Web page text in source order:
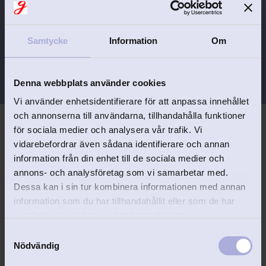
Samtycke Information Om
Denna webbplats använder cookies
Vi använder enhetsidentifierare för att anpassa innehållet
och annonserna till användarna, tillhandahålla funktioner
för sociala medier och analysera vår trafik. Vi
vidarebefordrar även sådana identifierare och annan
information från din enhet till de sociala medier och
annons- och analysföretag som vi samarbetar med.
Dessa kan i sin tur kombinera informationen med annan
information som du har tillhandahållit eller som de har
Nödvändig
Kursiv stil/skrivstil graverar vi som regel
bra resultat.
Storlek 7,5x8x3,5 cm
Relaterade produkter